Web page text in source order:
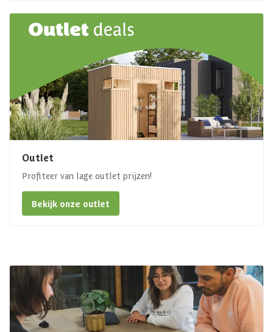
Outlet
Profiteer van lage outlet prijzen!
Bekijk onze outlet